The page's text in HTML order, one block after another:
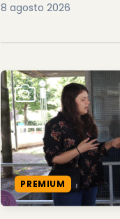
8 agosto 2026
PREMIUM